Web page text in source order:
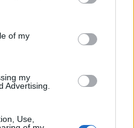
of my
my
Advertising.
Use,